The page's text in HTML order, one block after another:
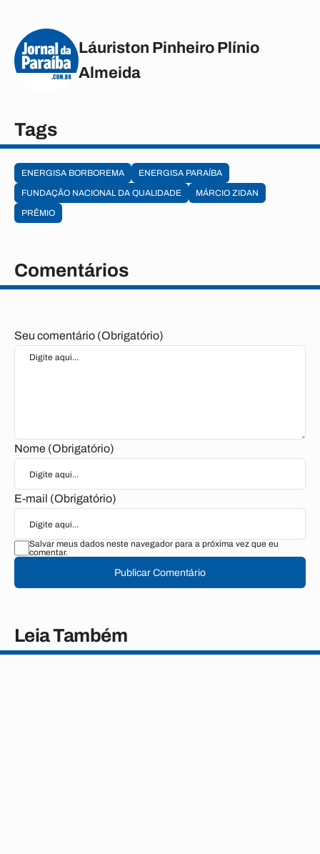
Láuriston Pinheiro Plínio
Almeida
Tags
ENERGISA BORBOREMA
ENERGISA PARAÍBA
FUNDAÇÃO NACIONAL DA QUALIDADE
MÁRCIO ZIDAN
PRÊMIO
Comentários
Seu comentário (Obrigatório)
Nome (Obrigatório)
E-mail (Obrigatório)
Salvar meus dados neste navegador para a próxima vez que eu
comentar.
Publicar Comentário
Leia Também